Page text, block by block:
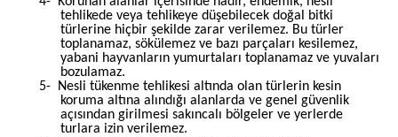
tehlikede veya tehlikeye düşebilecek doğal bitki
türlerine hiçbir şekilde zarar verilemez. Bu türler
toplanamaz, sökülemez ve bazı parçaları kesilemez,
yabani hayvanların yumurtaları toplanamaz ve yuvaları
bozulamaz.
5-
Nesli tükenme tehlikesi altında olan türlerin kesin
koruma altına alındığı alanlarda ve genel güvenlik
açısından girilmesi sakıncalı bölgeler ve yerlerde
turlara izin verilemez.